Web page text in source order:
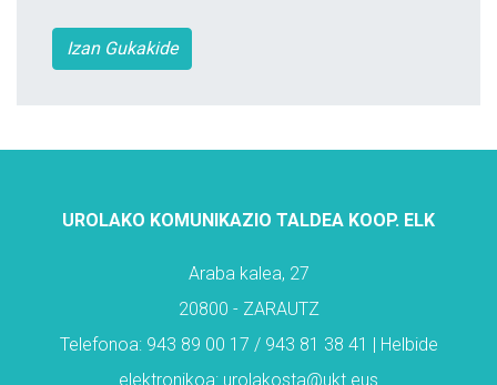
Izan Gukakide
UROLAKO KOMUNIKAZIO TALDEA KOOP. ELK
Araba kalea, 27
20800 - ZARAUTZ
Telefonoa: 943 89 00 17 / 943 81 38 41 | Helbide
elektronikoa: urolakosta@ukt.eus